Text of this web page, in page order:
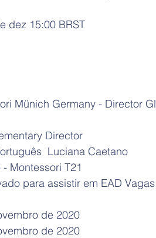
dez 15:00 BRST
Münich Germany - Director
Director
Luciana Caetano
Montessori T21
para assistir em EAD
de 2020
de 2020